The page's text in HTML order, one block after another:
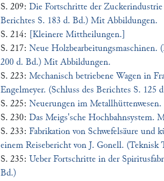
S. 209: Die Fortschritte der
Berichtes S. 183 d. Bd.) Mit Abbildungen.
S. 214:
[Kleinere Mittheilungen.]
S. 217: Neue Holzbearbeitungsmaschinen.
200 d. Bd.) Mit Abbildungen.
S. 223: Mechanisch betriebene Wagen in
Engelmeyer. (Schluss des Berichtes S. 125
S. 225: Neuerungen im
S. 230: Das Meigs'sche Hochbahnsystem.
S. 233: Fabrikation von Schwefelsäure
einem Reisebericht von J. Gonell.
S. 235: Ueber Fortschritte in der
Bd.)